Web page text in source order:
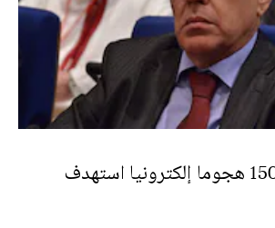
الجيش تصدى لـ150 هجوما إلكترونيا استهدف